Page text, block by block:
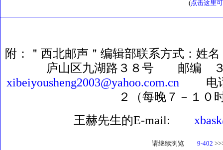
(点击这里
附：＂西北邮声＂编辑部联系方式：姓
庐山区九湖路３８号 邮编
xibeiyousheng2003@yahoo.com.cn 电话
２（每晚７－１０
王赫先生的E-mail:
请继续浏览 9-402